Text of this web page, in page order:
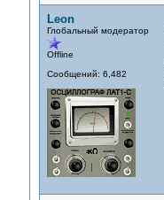
Leon
Глобальный модератор
Offline
Сообщений: 6,482